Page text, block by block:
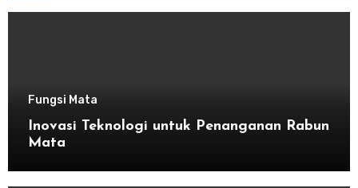
Fungsi Mata
Inovasi Teknologi untuk Penanganan Rabun
Mata